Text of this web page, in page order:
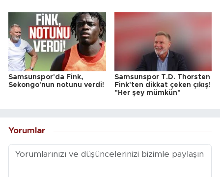
Samsunspor'da Fink,
Sekongo'nun notunu verdi!
Samsunspor T.D. Thorsten
Fink'ten dikkat çeken çıkış!
"Her şey mümkün"
Yorumlar